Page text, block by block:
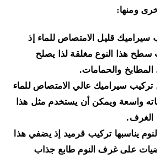
ومنها:
قليل الامتصاص للماء إذ
هذا النوع مغلقة لذا يصلح
والحمامات.
سيراميك عالي الامتصاص للماء
واسعة ويمكن أن يستخدم مثل هذا
يناسبها تركيب قرميد إذ يضفي هذا
على غرف النوم طابع جذاب